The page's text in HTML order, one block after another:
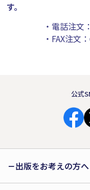
す。
・電話注文：
・FAX注文：
公式
出版をお考えの方へ